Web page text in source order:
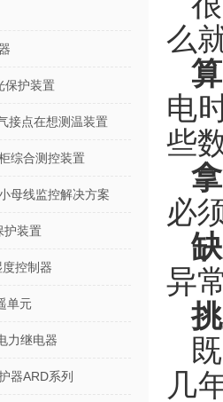
保护装置
接点在想测温装置
综合测控装置
母线监控解决方案
护装置
控制器
单元
力继电器
器ARD系列
么
电
些
必
异
几